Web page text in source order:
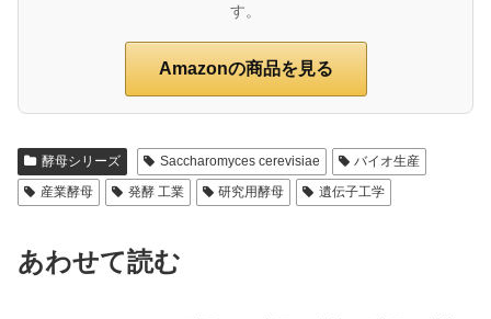
す。
Amazonの商品を見る
酵母シリーズ Saccharomyces cerevisiae
バイオ生産
産業酵母
発酵 工業 研究用酵母 遺伝子工学
あわせて読む